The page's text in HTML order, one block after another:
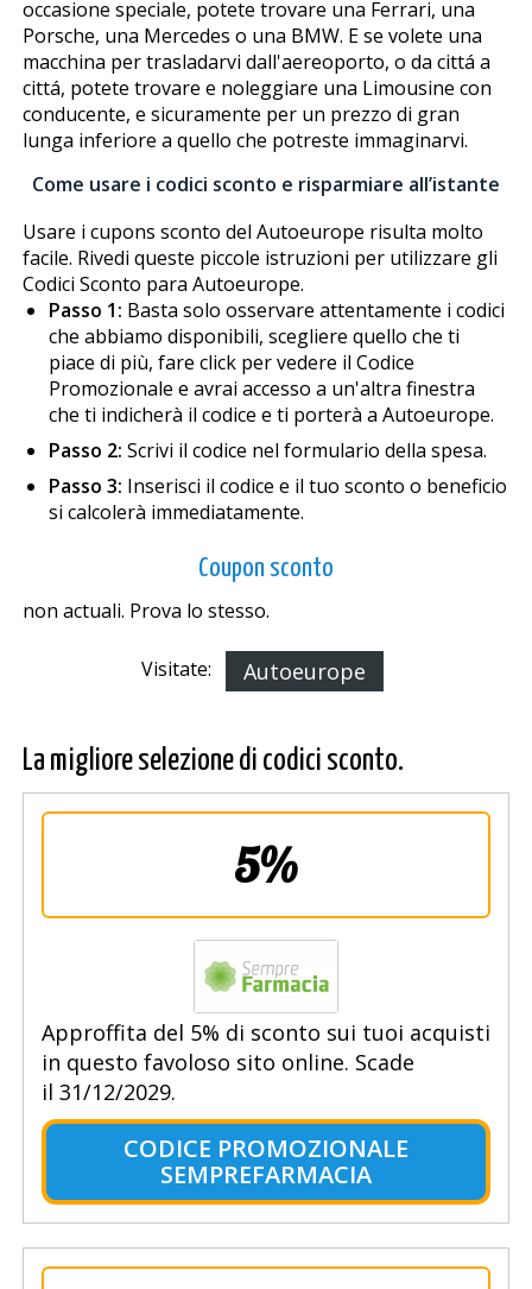
occasione speciale, potete trovare una Ferrari, una
Porsche, una Mercedes o una BMW. E se volete una
macchina per trasladarvi dall'aereoporto, o da cittá a
cittá, potete trovare e noleggiare una Limousine con
conducente, e sicuramente per un prezzo di gran
lunga inferiore a quello che potreste immaginarvi.
Come usare i codici sconto e risparmiare all’istante
Usare i cupons sconto del Autoeurope risulta molto
facile. Rivedi queste piccole istruzioni per utilizzare gli
Codici Sconto para Autoeurope.
Passo 1: Basta solo osservare attentamente i codici
che abbiamo disponibili, scegliere quello che ti
piace di più, fare click per vedere il Codice
Promozionale e avrai accesso a un'altra finestra
che ti indicherà il codice e ti porterà a Autoeurope.
Passo 2: Scrivi il codice nel formulario della spesa.
Passo 3: Inserisci il codice e il tuo sconto o beneficio
si calcolerà immediatamente.
Coupon sconto
non actuali. Prova lo stesso.
Visitate: Autoeurope
La migliore selezione di codici sconto.
5%
Approffita del 5% di sconto sui tuoi acquisti
in questo favoloso sito online. Scade
il 31/12/2029.
CODICE PROMOZIONALE
SEMPREFARMACIA